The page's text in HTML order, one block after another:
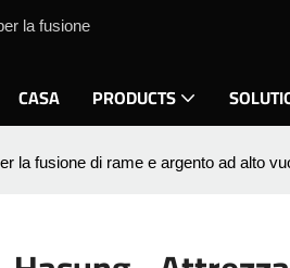
la fusione
CASA PRODUCTS
la fusione di rame e argento ad alto